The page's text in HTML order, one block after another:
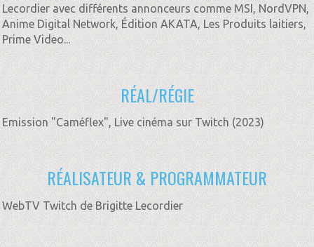
Lecordier avec différents annonceurs comme MSI, NordVPN,
Anime Digital Network, Édition AKATA, Les Produits laitiers,
Prime Video...
RÉAL/RÉGIE
Emission "Caméflex", Live cinéma sur Twitch (2023)
RÉALISATEUR & PROGRAMMATEUR
WebTV Twitch de Brigitte Lecordier